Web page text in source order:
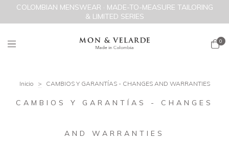
COLOMBIAN MENSWEAR · MADE-TO-MEASURE TAILORING
& LIMITED SERIES
0
Inicio > CAMBIOS Y GARANTÍAS - CHANGES AND WARRANTIES
CAMBIOS Y GARANTÍAS - CHANGES
AND WARRANTIES